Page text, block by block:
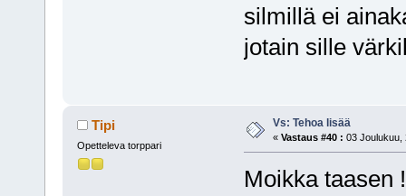
silmillä ei
jotain sille
Tipi
Opetteleva torppari
Vs: Tehoa lisää
« Vastaus #40 : 03 Joulukuu,
Moikka taasen !